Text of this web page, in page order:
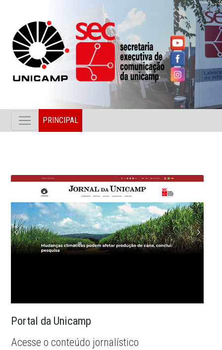
PRINCIPAL
Portal da Unicamp
Acesse o conteúdo jornalístico